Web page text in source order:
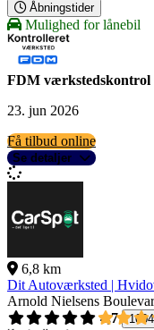
Åbningstider
Mulighed for lånebil
FDM værkstedskontrol
23. jun 2026
Få tilbud online
Se detaljer
6,8 km
Dit Autoværksted |
Arnold Nielsens
4,7